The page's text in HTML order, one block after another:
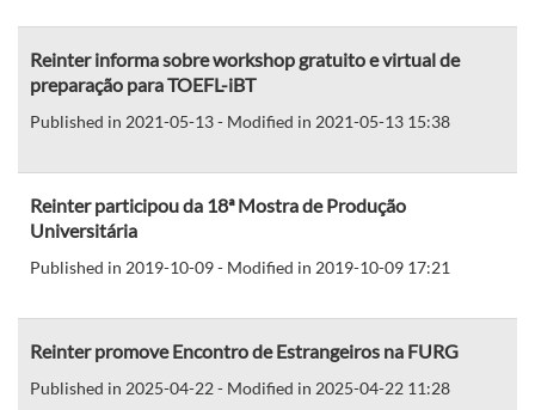
Reinter informa sobre workshop gratuito e virtual de
preparação para TOEFL-iBT
Published in 2021-05-13 - Modified in 2021-05-13 15:38
Reinter participou da 18ª Mostra de Produção
Universitária
Published in 2019-10-09 - Modified in 2019-10-09 17:21
Reinter promove Encontro de Estrangeiros na FURG
Published in 2025-04-22 - Modified in 2025-04-22 11:28